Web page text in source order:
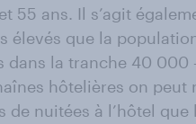
55 ans. Il s’agit
élevés que la
dans la tranche 40 000
hôtelières on peut
nuitées à l’hôtel